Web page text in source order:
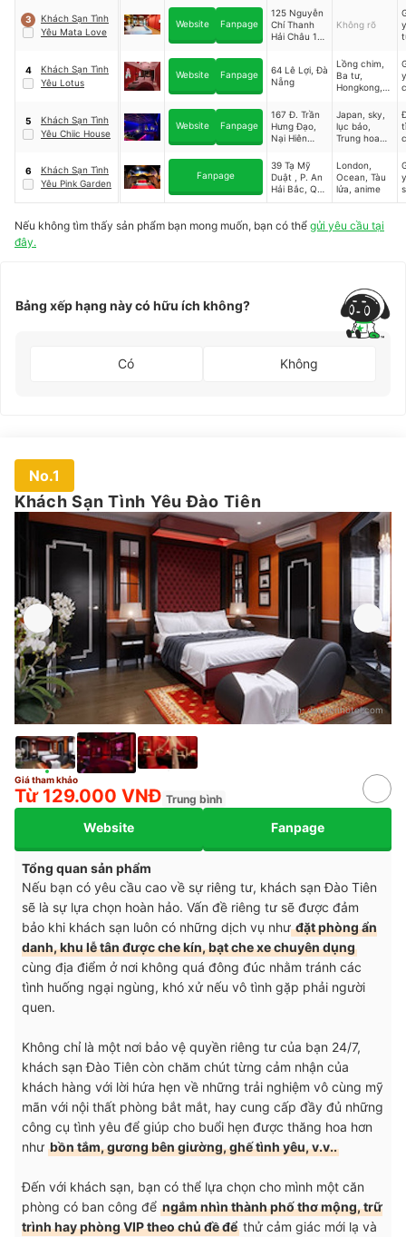
Trà, Đà
Nẵng; 280
Kinh Dương
Minh, Liên
Chiểu, Đà
Nẵng
Châu, Đà
Nẵng; 449
Kinh Dương
Chiểu, Đà
Nẵng
3
Khách Sạn Tình
Yêu Mata Love
Website Fanpage
125 Nguyễn
Chí Thanh
Hải Châu 1
Nam
Không rõ
4
Khách Sạn Tình
Yêu Lotus
Website Fanpage
64 Lê Lợi, Đà
Nẵng
Lồng chim,
Ba tư,
Hongkong,
5
Khách Sạn Tình
Yêu Chiic House
Website Fanpage
167 Đ. Trần
Hưng Đạo,
Nại Hiên
Trà, Đà
Nẵng; 199
Nguyễn Tất
ThànhThanh
Châu, Đà
Nẵng
Japan, sky,
lục bảo,
Trung hoa
6
Khách Sạn Tình
Yêu Pink Garden
Fanpage
39 Tạ Mỹ
Duật , P. An
Hải Bắc, Q.
Sơn Trà, Đà
15 An
Thượng 3,
London,
Ocean, Tàu
lửa, anime
Nếu không tìm thấy sản phẩm bạn mong muốn, bạn có thể gửi yêu cầu tại
đây.
Bảng xếp hạng này có hữu ích không?
Có Không
No.1
Khách Sạn Tình Yêu Đào Tiên
Nguồn:daotienhotel.com
Giá tham khảo
Từ 129.000 VNĐ Trung bình
Website Fanpage
Tổng quan sản phẩm
Nếu bạn có yêu cầu cao về sự riêng tư, khách sạn Đào Tiên
sẽ là sự lựa chọn hoàn hảo. Vấn đề riêng tư sẽ được đảm
bảo khi khách sạn luôn có những dịch vụ nhưđặt phòng ẩn
danh, khu lễ tân được che kín, bạt che xe chuyên dụng
cùng địa điểm ở nơi không quá đông đúc nhằm tránh các
tình huống ngại ngùng, khó xử nếu vô tình gặp phải người
quen.
Không chỉ là một nơi bảo vệ quyền riêng tư của bạn 24/7,
khách sạn Đào Tiên còn chăm chút từng cảm nhận của
khách hàng với lời hứa hẹn về những trải nghiệm vô cùng mỹ
mãn với nội thất phòng bắt mắt, hay cung cấp đầy đủ những
công cụ tình yêu để giúp cho buổi hẹn được thăng hoa hơn
như bồn tắm, gương bên giường, ghế tình yêu, v.v..
Đến với khách sạn, bạn có thể lựa chọn cho mình một căn
phòng có ban công để ngắm nhìn thành phố thơ mộng, trữ
trình hay phòng VIP theo chủ đề để thử cảm giác mới lạ và